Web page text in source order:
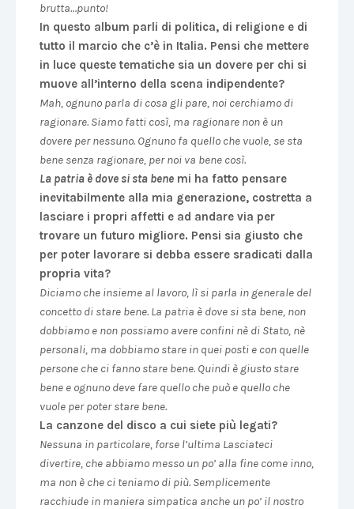
brutta…punto!
In questo album parli di politica, di religione e di
tutto il marcio che c’è in Italia. Pensi che mettere
in luce queste tematiche sia un dovere per chi si
muove all’interno della scena indipendente?
Mah, ognuno parla di cosa gli pare, noi cerchiamo di
ragionare. Siamo fatti così, ma ragionare non è un
dovere per nessuno. Ognuno fa quello che vuole, se sta
bene senza ragionare, per noi va bene così.
La patria è dove si sta bene mi ha fatto pensare
inevitabilmente alla mia generazione, costretta a
lasciare i propri affetti e ad andare via per
trovare un futuro migliore. Pensi sia giusto che
per poter lavorare si debba essere sradicati dalla
propria vita?
Diciamo che insieme al lavoro, lì si parla in generale del
concetto di stare bene. La patria è dove si sta bene, non
dobbiamo e non possiamo avere confini nè di Stato, nè
personali, ma dobbiamo stare in quei posti e con quelle
persone che ci fanno stare bene. Quindi è giusto stare
bene e ognuno deve fare quello che può e quello che
vuole per poter stare bene.
La canzone del disco a cui siete più legati?
Nessuna in particolare, forse l’ultima Lasciateci
divertire, che abbiamo messo un po’ alla fine come inno,
ma non è che ci teniamo di più. Semplicemente
racchiude in maniera simpatica anche un po’ il nostro